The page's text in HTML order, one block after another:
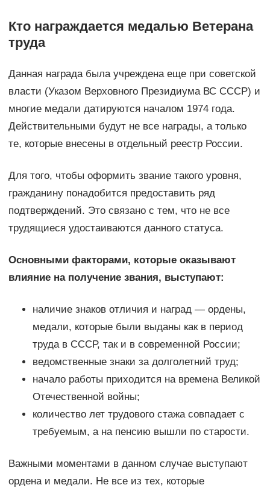
Кто награждается медалью Ветерана
труда
Данная награда была учреждена еще при советской
власти (Указом Верховного Президиума ВС СССР) и
многие медали датируются началом 1974 года.
Действительными будут не все награды, а только
те, которые внесены в отдельный реестр России.
Для того, чтобы оформить звание такого уровня,
гражданину понадобится предоставить ряд
подтверждений. Это связано с тем, что не все
трудящиеся удостаиваются данного статуса.
Основными факторами, которые оказывают
влияние на получение звания, выступают:
наличие знаков отличия и наград — ордены,
медали, которые были выданы как в период
труда в СССР, так и в современной России;
ведомственные знаки за долголетний труд;
начало работы приходится на времена Великой
Отечественной войны;
количество лет трудового стажа совпадает с
требуемым, а на пенсию вышли по старости.
Важными моментами в данном случае выступают
ордена и медали. Не все из тех, которые